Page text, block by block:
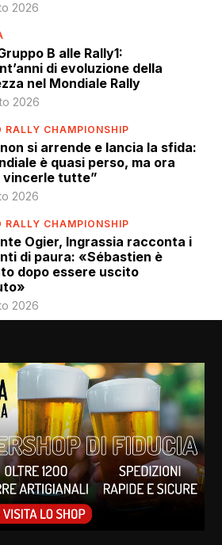
2026
B alle Rally1:
di evoluzione della
nel Mondiale Rally
2026
RALLY CHAMPIONSHIP
si arrende e lancia la sfida:
è quasi perso, ma ora
vincerle tutte”
2026
RALLY CHAMPIONSHIP
Ogier, Ingrassia racconta i
di paura: «Sébastien è
dopo essere uscito
2026